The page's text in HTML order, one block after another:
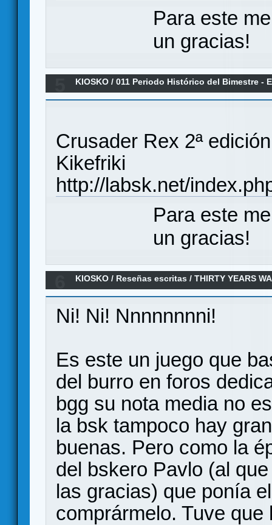
Para este
un gracias!
KIOSKO /011 Periodo Histórico del Bimestre -
Crusader Rex 2ª
Kikefriki
http://labsk.net/
Para este
un gracias!
KIOSKO / Reseñas escritas /THIRTY YEARS
Ni! Ni! Nnnnnnnni!
Es este un juego que
del burro en foros
bgg su nota media no
la bsk tampoco hay
buenas. Pero como la
del bskero Pavlo (al
las gracias) que ponía
comprármelo. Tuve